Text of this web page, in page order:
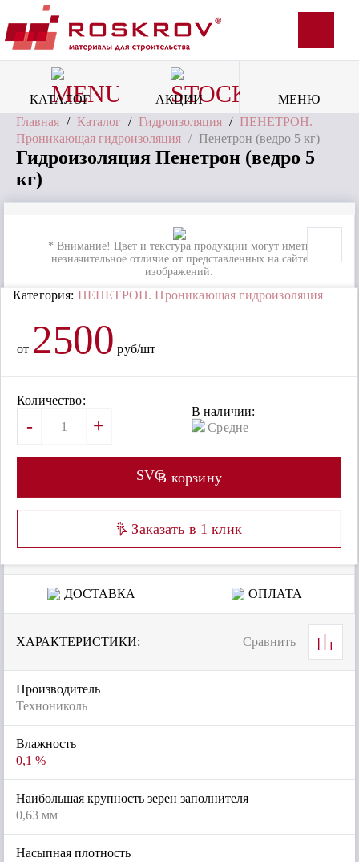
КАТАЛОГ АКЦИИ
МЕНЮ
Главная / Каталог / Гидроизоляция / ПЕНЕТРОН.
Проникающая гидроизоляция / Пенетрон (ведро 5 кг)
Гидроизоляция Пенетрон (ведро 5
кг)
* Внимание! Цвет и текстура продукции могут иметь
незначительное отличие от представленных на сайте
изображений.
Категория: ПЕНЕТРОН. Проникающая гидроизоляция
от 2500 руб/шт
Количество:
- +
В наличии:
Средне
SVGВ корзину
Заказать в 1 клик
ДОСТАВКА ОПЛАТА
ХАРАКТЕРИСТИКИ: Сравнить
Производитель
Технониколь
Влажность
0,1 %
Наибольшая крупность зерен заполнителя
0,63 мм
Насыпная плотность